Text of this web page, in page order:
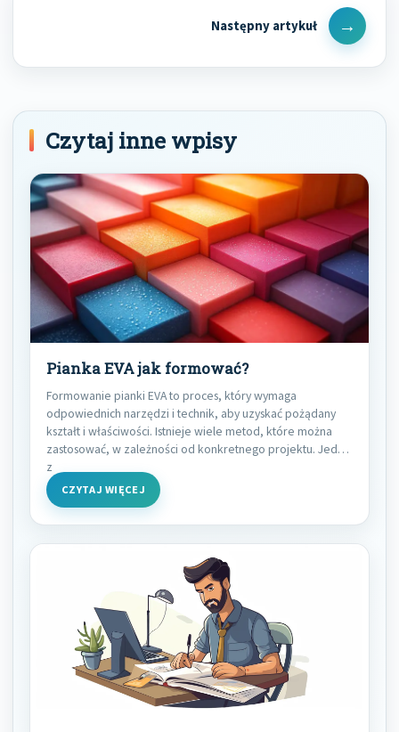
Next
Post
Czytaj inne wpisy
Pianka EVA jak formować?
Formowanie pianki EVA to proces, który wymaga
odpowiednich narzędzi i technik, aby uzyskać pożądany
kształt i właściwości. Istnieje wiele metod, które można
zastosować, w zależności od konkretnego projektu. Jedną
z
CZYTAJ WIĘCEJ